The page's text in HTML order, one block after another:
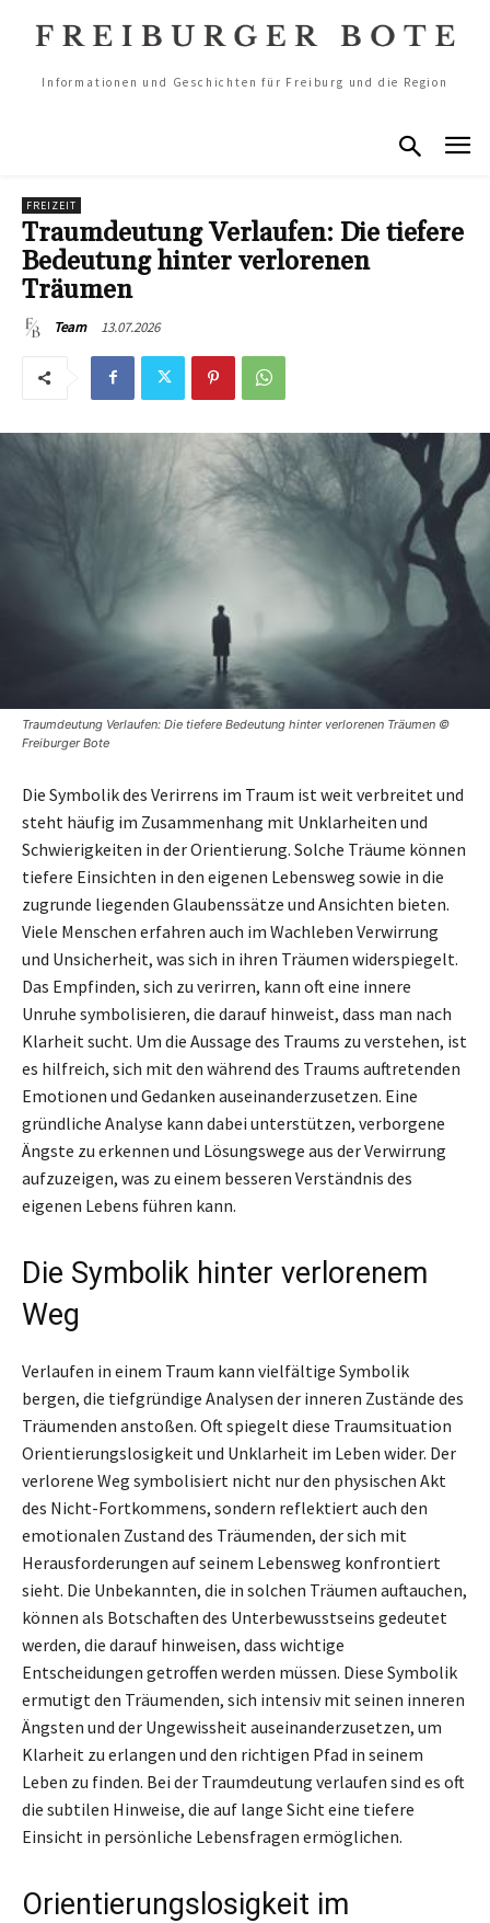
Informationen und Geschichten für Freiburg und die Region
FREIZEIT
Traumdeutung Verlaufen: Die tiefere
Bedeutung hinter verlorenen
Träumen
Team 13.07.2026
Traumdeutung Verlaufen: Die tiefere Bedeutung hinter verlorenen Träumen ©
Freiburger Bote
Die Symbolik des Verirrens im Traum ist weit verbreitet und
steht häufig im Zusammenhang mit Unklarheiten und
Schwierigkeiten in der Orientierung. Solche Träume können
tiefere Einsichten in den eigenen Lebensweg sowie in die
zugrunde liegenden Glaubenssätze und Ansichten bieten.
Viele Menschen erfahren auch im Wachleben Verwirrung
und Unsicherheit, was sich in ihren Träumen widerspiegelt.
Das Empfinden, sich zu verirren, kann oft eine innere
Unruhe symbolisieren, die darauf hinweist, dass man nach
Klarheit sucht. Um die Aussage des Traums zu verstehen, ist
es hilfreich, sich mit den während des Traums auftretenden
Emotionen und Gedanken auseinanderzusetzen. Eine
gründliche Analyse kann dabei unterstützen, verborgene
Ängste zu erkennen und Lösungswege aus der Verwirrung
aufzuzeigen, was zu einem besseren Verständnis des
eigenen Lebens führen kann.
Die Symbolik hinter verlorenem
Weg
Verlaufen in einem Traum kann vielfältige Symbolik
bergen, die tiefgründige Analysen der inneren Zustände des
Träumenden anstoßen. Oft spiegelt diese Traumsituation
Orientierungslosigkeit und Unklarheit im Leben wider. Der
verlorene Weg symbolisiert nicht nur den physischen Akt
des Nicht-Fortkommens, sondern reflektiert auch den
emotionalen Zustand des Träumenden, der sich mit
Herausforderungen auf seinem Lebensweg konfrontiert
sieht. Die Unbekannten, die in solchen Träumen auftauchen,
können als Botschaften des Unterbewusstseins gedeutet
werden, die darauf hinweisen, dass wichtige
Entscheidungen getroffen werden müssen. Diese Symbolik
ermutigt den Träumenden, sich intensiv mit seinen inneren
Ängsten und der Ungewissheit auseinanderzusetzen, um
Klarheit zu erlangen und den richtigen Pfad in seinem
Leben zu finden. Bei der Traumdeutung verlaufen sind es oft
die subtilen Hinweise, die auf lange Sicht eine tiefere
Einsicht in persönliche Lebensfragen ermöglichen.
Orientierungslosigkeit im